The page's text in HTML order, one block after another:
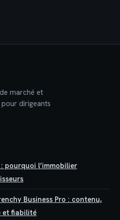
marché et
dirigeants
pourquoi l’immobilier
Business Pro : contenu,
et fiabilité